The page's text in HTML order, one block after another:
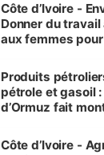
Côte d’Ivoire -
Donner du
aux femmes
menacées
Produits
pétrole et gasoil
d’Ormuz fait
Côte d’Ivoire -